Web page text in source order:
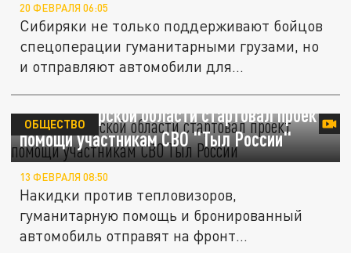
20 ФЕВРАЛЯ 06:05
Сибиряки не только поддерживают бойцов
спецоперации гуманитарными грузами, но
и отправляют автомобили для...
В Новосибирской области стартовал проект
помощи участникам СВО "Тыл России"
ОБЩЕСТВО
13 ФЕВРАЛЯ 08:50
Накидки против тепловизоров,
гуманитарную помощь и бронированный
автомобиль отправят на фронт